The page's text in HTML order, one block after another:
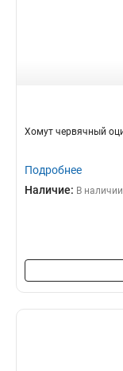
Хомут червячный
Подробнее
Наличие: В наличии